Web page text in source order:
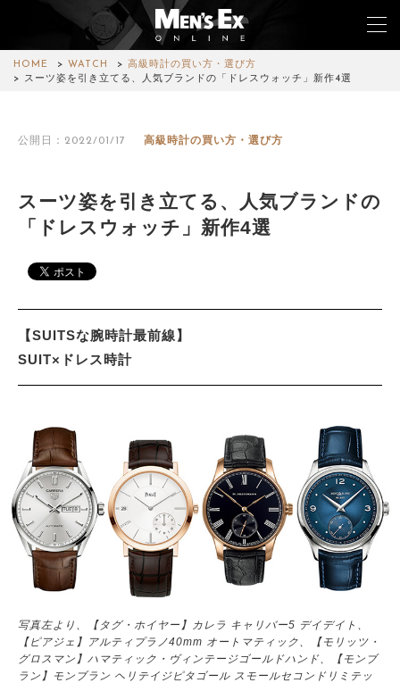
HOME WATCH
高級時計の買い方・選び方
スーツ姿を引き立てる、人気ブランドの「ドレスウォッチ」新作4選
公開日：2022/01/17 高級時計の買い方・選び方
スーツ姿を引き立てる、人気ブランドの
「ドレスウォッチ」新作4選
【SUITSな腕時計最前線】
SUIT×ドレス時計
写真左より、【タグ・ホイヤー】カレラ キャリバー5 デイデイト、
【ピアジェ】アルティプラノ40mm オートマティック、【モリッツ・
グロスマン】ハマティック・ヴィンテージゴールドハンド、【モンブ
ラン】モンブラン ヘリテイジピタゴール スモールセコンドリミテッ
WATCH
CAR&BIKE
LIFESTYLE
MAGAZINE
サイトマップ